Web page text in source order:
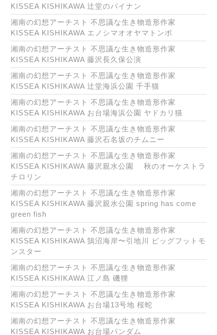
KISSEA KISHIKAWA 辻堂のパイナン
湘南の幻想アーチスト 不思議な生き物造形作家
KISSEA KISHIKAWA エノシマオオヤマトンボ
湘南の幻想アーチスト 不思議な生き物造形作家
KISSEA KISHIKAWA 藤沢長久保公演
湘南の幻想アーチスト 不思議な生き物造形作家
KISSEA KISHIKAWA 辻堂海浜公園 千手猫
湘南の幻想アーチスト 不思議な生き物造形作家
KISSEA KISHIKAWA お台場海浜公園 ヤドカリ猫
湘南の幻想アーチスト 不思議な生き物造形作家
KISSEA KISHIKAWA 藤沢石名坂のチムニー
湘南の幻想アーチスト 不思議な生き物造形作家
KISSEA KISHIKAWA 藤沢親水公園 秋のオーケストラ
チロリン
湘南の幻想アーチスト 不思議な生き物造形作家
KISSEA KISHIKAWA 藤沢親水公園 spring has come
green fish
湘南の幻想アーチスト 不思議な生き物造形作家
KISSEA KISHIKAWA 鵠沼海岸〜引地川 ビッグフットモ
ンスター
湘南の幻想アーチスト 不思議な生き物造形作家
KISSEA KISHIKAWA 江ノ島 磯狸
湘南の幻想アーチスト 不思議な生き物造形作家
KISSEA KISHIKAWA お台場13号地 桜蛇
湘南の幻想アーチスト 不思議な生き物造形作家
KISSEA KISHIKAWA お台場パンダム